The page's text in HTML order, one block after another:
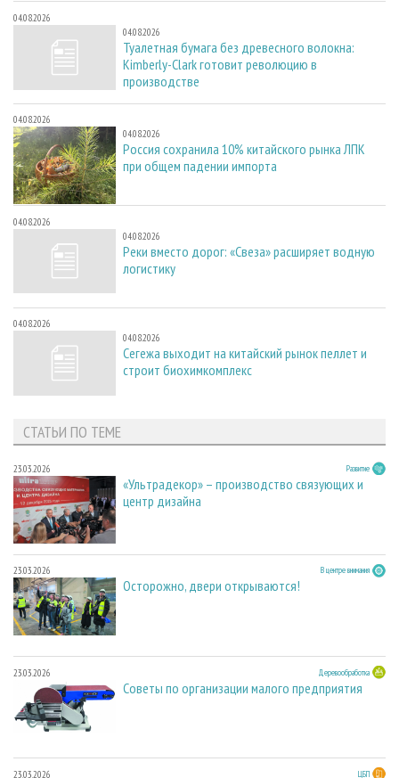
04.08.2026
04.08.2026
Туалетная бумага без древесного волокна:
Kimberly-Clark готовит революцию в
производстве
04.08.2026
04.08.2026
Россия сохранила 10% китайского рынка ЛПК
при общем падении импорта
04.08.2026
04.08.2026
Реки вместо дорог: «Свеза» расширяет водную
логистику
04.08.2026
04.08.2026
Сегежа выходит на китайский рынок пеллет и
строит биохимкомплекс
СТАТЬИ ПО ТЕМЕ
23.03.2026 Развитие
«Ультрадекор» – производство связующих и
центр дизайна
23.03.2026 В центре внимания
Осторожно, двери открываются!
23.03.2026 Деревообработка
Советы по организации малого предприятия
23.03.2026 ЦБП